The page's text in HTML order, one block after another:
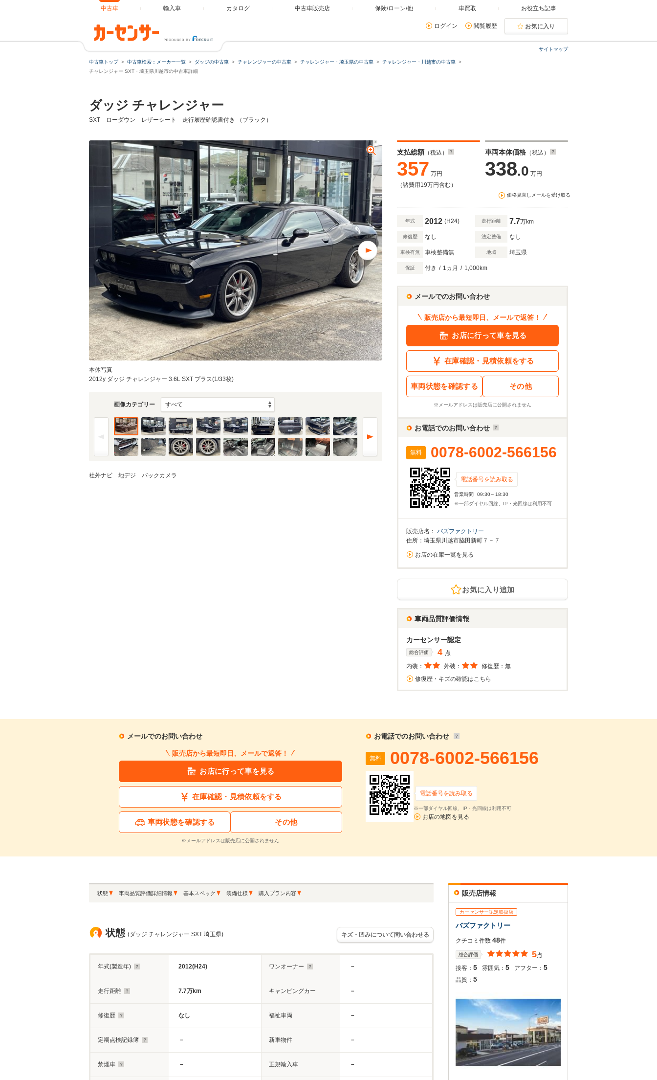
中古車 輸入車 カタログ 中古車販売店 保険/ローン/他 車買取 お役立ち記事
ログイン 閲覧履歴 お気に入り
サイトマップ
中古車トップ 中古車検索：メーカー一覧 ダッジの中古車 チャレンジャーの中古車 チャレンジャー・埼玉県の中古車
チャレンジャー・川越市の中古車
チャレンジャー SXT・埼玉県川越市の中古車詳細
ダッジ チャレンジャー
SXT ローダウン レザーシート 走行履歴確認書付き （ブラック）
本体写真
2012y ダッジ チャレンジャー 3.6L SXT プラス(1/33枚)
画像カテゴリー
社外ナビ 地デジ バックカメラ
支払総額 （税込）
357 万円
（諸費用19万円含む）
車両本体価格 （税込）
338.0 万円
価格見直しメールを受け取る
年式 2012 (H24) 走行距離 7.7万km
修復歴 なし 法定整備 なし
車検有無 車検整備無 地域 埼玉県
保証 付き / 1ヵ月 / 1,000km
メールでのお問い合わせ
販売店から最短即日、メールで返答！
お店に行って車を見る
在庫確認・見積依頼をする
車両状態を確認する その他
※メールアドレスは販売店に公開されません
お電話でのお問い合わせ
無料 0078-6002-566156
電話番号を読み取る
営業時間
09:30～18:30
※一部ダイヤル回線、IP・光回線は利用不可
販売店名： バズファクトリー
住所：埼玉県川越市脇田新町７－７
お店の在庫一覧を見る
お気に入り追加
車両品質評価情報
カーセンサー認定
総合評価 4 点
内装：
外装： 修復歴： 無
修復歴・キズの確認はこちら
メールでのお問い合わせ
販売店から最短即日、メールで返答！
お店に行って車を見る
在庫確認・見積依頼をする
車両状態を確認する その他
※メールアドレスは販売店に公開されません
お電話でのお問い合わせ
無料 0078-6002-566156
電話番号を読み取る
※一部ダイヤル回線、IP・光回線は利用不可
お店の地図を見る
状態 車両品質評価詳細情報 基本スペック 装備仕様 購入プラン内容
状態 (ダッジ チャレンジャー SXT 埼玉県) キズ・凹みについて問い合わせる
年式(製造年) 2012(H24) ワンオーナー －
走行距離 7.7万km キャンピングカー －
修復歴 なし 福祉車両 －
定期点検記録簿 － 新車物件 －
禁煙車 － 正規輸入車 －
販売店情報
カーセンサー認定取扱店
バズファクトリー
クチコミ件数 48件
総合評価 5点
接客： 5 雰囲気： 5 アフター： 5
品質： 5